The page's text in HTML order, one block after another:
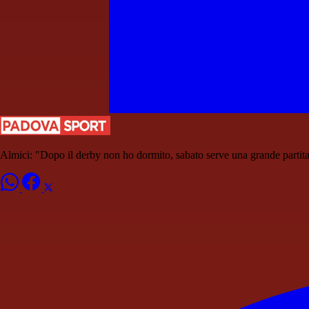
Almici: "Dopo il derby non ho dormito, sabato serve una grande